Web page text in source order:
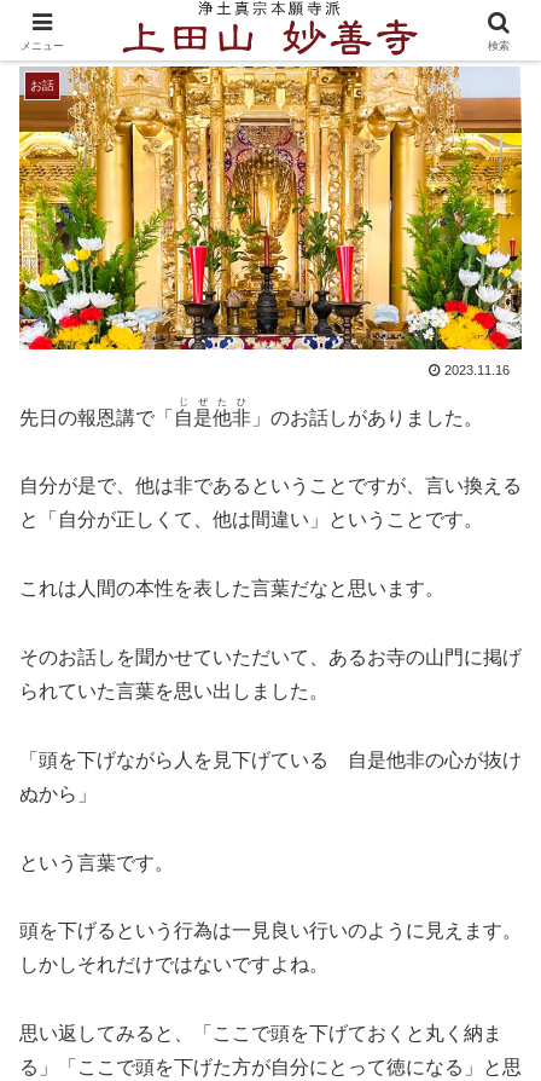
自是他非の心
お話
2023.11.16
先日の報恩講で「 自是他非
じぜたひ
」のお話しがありました。
自分が是で、他は非であるということですが、言い換える
と「自分が正しくて、他は間違い」ということです。
これは人間の本性を表した言葉だなと思います。
そのお話しを聞かせていただいて、あるお寺の山門に掲げ
られていた言葉を思い出しました。
「頭を下げながら人を見下げている 自是他非の心が抜け
ぬから」
という言葉です。
頭を下げるという行為は一見良い行いのように見えます。
しかしそれだけではないですよね。
思い返してみると、「ここで頭を下げておくと丸く納ま
る」「ここで頭を下げた方が自分にとって徳になる」と思
メニュー 検索